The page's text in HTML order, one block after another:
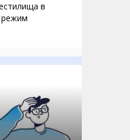
в
режим